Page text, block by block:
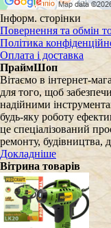
Інформ. сторінки
Повернення та обмін
Політика
Оплата і доставка
ПраймШоп
Вітаємо в інтернет-
для того, щоб
надійними
будь-яку роботу
це спеціалізований
ремонту, будівництва,
Докладніше
Вітрина товарів